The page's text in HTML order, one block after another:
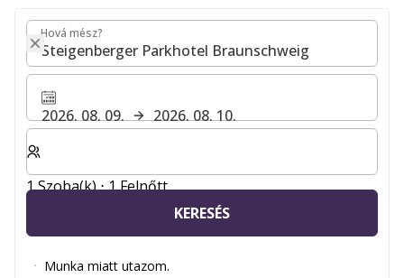
Hová mész?
Hová mész?
2026. 08. 09.
2026. 08. 10.
Válassza ki a szobák és a vendégek számát
1 Szoba(k) ⋅ 1 Felnőtt
KERESÉS
Munka miatt utazom.